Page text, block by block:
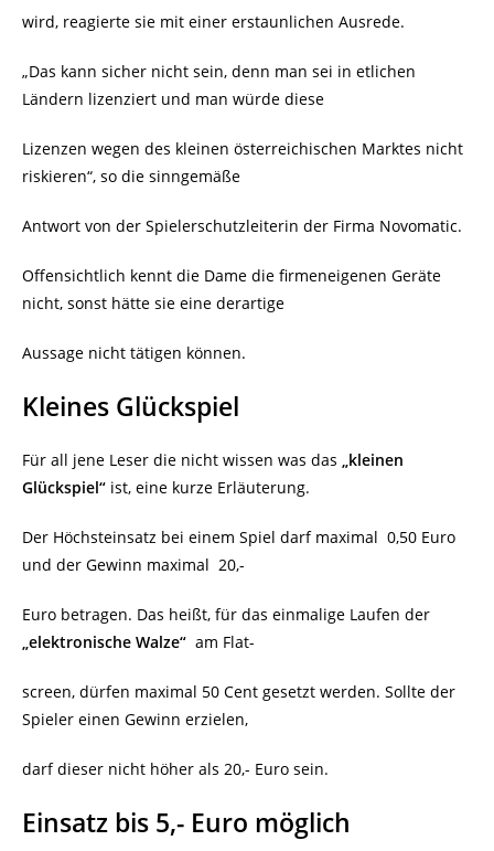
wird, reagierte sie mit einer erstaunlichen Ausrede.
„Das kann sicher nicht sein, denn man sei in etlichen
Ländern lizenziert und man würde diese
Lizenzen wegen des kleinen österreichischen Marktes nicht
riskieren“, so die sinngemäße
Antwort von der Spielerschutzleiterin der Firma Novomatic.
Offensichtlich kennt die Dame die firmeneigenen Geräte
nicht, sonst hätte sie eine derartige
Aussage nicht tätigen können.
Kleines Glückspiel
Für all jene Leser die nicht wissen was das „kleinen
Glückspiel“ ist, eine kurze Erläuterung.
Der Höchsteinsatz bei einem Spiel darf maximal 0,50 Euro
und der Gewinn maximal 20,-
Euro betragen. Das heißt, für das einmalige Laufen der
„elektronische Walze“ am Flat-
screen, dürfen maximal 50 Cent gesetzt werden. Sollte der
Spieler einen Gewinn erzielen,
darf dieser nicht höher als 20,- Euro sein.
Einsatz bis 5,- Euro möglich